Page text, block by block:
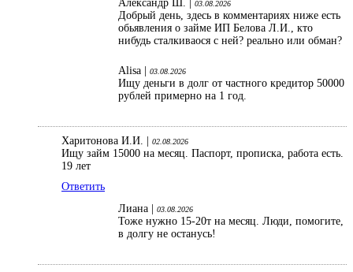
Александр Ш. | 03.08.2026
Добрый день, здесь в комментариях ниже есть
обьявления о займе ИП Белова Л.И., кто
нибудь сталкиваося с ней? реально или обман?
Alisa | 03.08.2026
Ищу деньги в долг от частного кредитор 50000
рублей примерно на 1 год.
Харитонова И.И. | 02.08.2026
Ищу займ 15000 на месяц. Паспорт, прописка, работа есть.
19 лет
Ответить
Лиана |
03.08.2026
Тоже нужно 15-20т на месяц. Люди, помогите,
в долгу не останусь!